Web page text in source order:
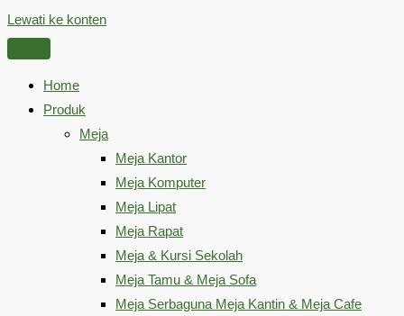
Lewati ke konten
Home
Produk
Meja
Meja Kantor
Meja Komputer
Meja Lipat
Meja Rapat
Meja & Kursi Sekolah
Meja Tamu & Meja Sofa
Meja Serbaguna Meja Kantin & Meja Cafe